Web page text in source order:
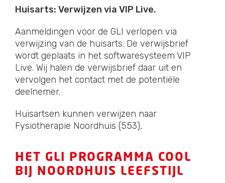
Huisarts: Verwijzen via VIP Live.
Aanmeldingen voor de GLI verlopen via
verwijzing van de huisarts. De verwijsbrief
wordt geplaats in het softwaresysteem VIP
Live. Wij halen de verwijsbrief daar uit en
vervolgen het contact met de potentiële
deelnemer.
Huisartsen kunnen verwijzen naar
Fysiotherapie Noordhuis (553),
HET GLI PROGRAMMA COOL
BIJ NOORDHUIS LEEFSTIJL